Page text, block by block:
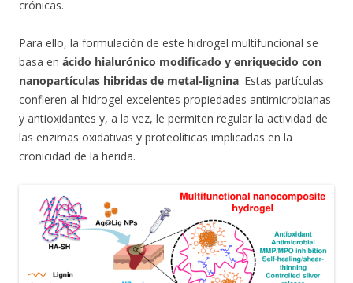
crónicas.
Para ello, la formulación de este hidrogel multifuncional se
basa en ácido hialurónico modificado y enriquecido con
nanopartículas hibridas de metal-lignina. Estas partículas
confieren al hidrogel excelentes propiedades antimicrobianas
y antioxidantes y, a la vez, le permiten regular la actividad de
las enzimas oxidativas y proteolíticas implicadas en la
cronicidad de la herida.